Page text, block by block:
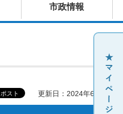
市政情報
更新日：2024年6月7日